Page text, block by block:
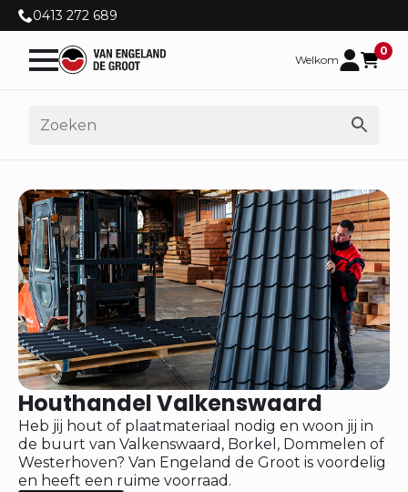
0413 272 689
Welkom
0
Houthandel Valkenswaard
Heb jij hout of plaatmateriaal nodig en woon jij in
de buurt van Valkenswaard, Borkel, Dommelen of
Westerhoven? Van Engeland de Groot is voordelig
en heeft een ruime voorraad.